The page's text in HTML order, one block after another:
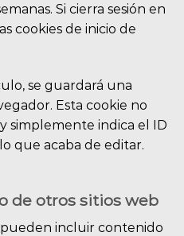
Si cierra sesión en
cookies de inicio de
se guardará una
Esta cookie no
simplemente indica el ID
que acaba de editar.
de otros sitios web
incluir contenido